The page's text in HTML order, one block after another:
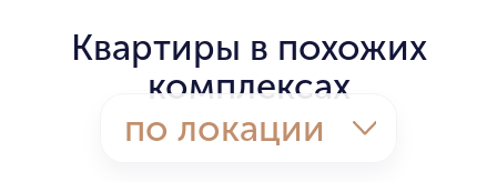
Квартиры в похожих
комплексах
по локации